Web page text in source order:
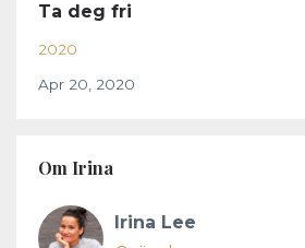
Ta deg fri
2020
Apr 20, 2020
Om Irina
Irina Lee